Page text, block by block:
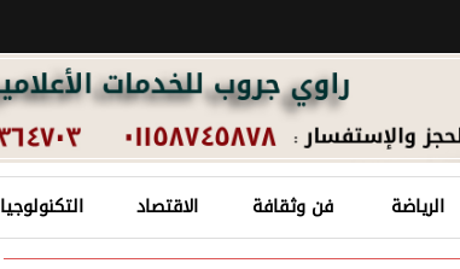
الرياضة فن وثقافة الاقتصاد التكنولوجيا